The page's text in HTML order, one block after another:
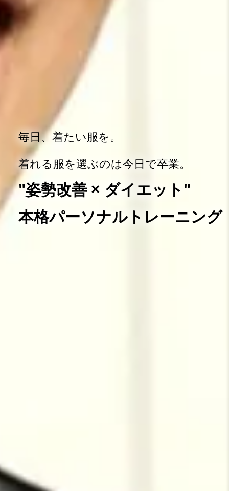
毎日、着たい服を。
着れる服を選ぶのは今日で卒業。
"姿勢改善 × ダイエット"
本格パーソナルトレーニング